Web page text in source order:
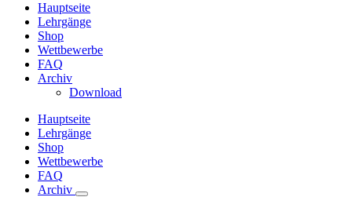
Hauptseite
Lehrgänge
Shop
Wettbewerbe
FAQ
Archiv
Download
Hauptseite
Lehrgänge
Shop
Wettbewerbe
FAQ
Archiv